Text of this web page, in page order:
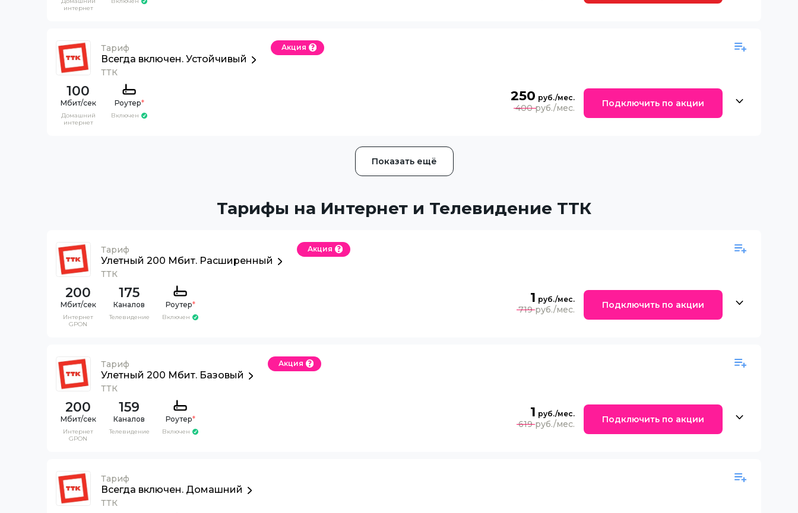
интернет
Тариф
Всегда включен. Устойчивый
ТТК
Акция
100
Домашний
интернет
Роутер*
Включен
250
400 Подключить по акции
Показать ещё
Тарифы на Интернет и Телевидение ТТК
Тариф
Улетный 200 Мбит. Расширенный
ТТК
Акция
200
Интернет
GPON
175
Каналов
Телевидение
Роутер*
Включен
1
719 Подключить по акции
Тариф
Улетный 200 Мбит. Базовый
ТТК
Акция
200
Интернет
GPON
159
Каналов
Телевидение
Роутер*
Включен
1
619 Подключить по акции
Тариф
Всегда включен. Домашний
ТТК